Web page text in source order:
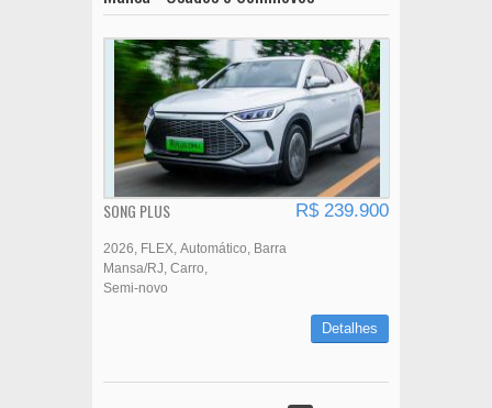
SONG PLUS R$ 239.900
2026 FLEX Automático
Barra
Mansa/RJ Carro
Semi-novo
Detalhes